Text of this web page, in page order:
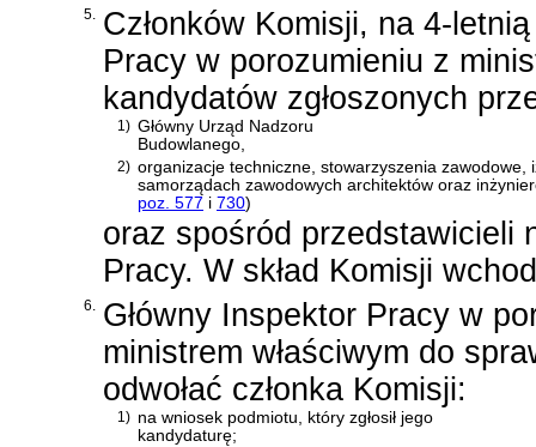
5. Członków Komisji, na 4-
Pracy w porozumieniu z
kandydatów zgłoszonych
1) Główny Urząd Nadzoru
Budowlanego,
2) organizacje techniczne, stowarzyszenia
samorządach zawodowych architektów oraz
poz. 577 i 730)
oraz spośród przedstawicieli
Pracy. W skład Komisji
6. Główny Inspektor Pracy w
ministrem właściwym do
odwołać członka Komisji:
1) na wniosek podmiotu, który zgłosił jego
kandydaturę;